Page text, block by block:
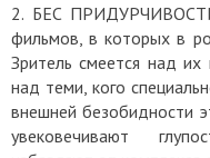
2. БЕС
фильмов, в которых в
Зритель смеется над их
над теми, кого
внешней безобидности
увековечивают